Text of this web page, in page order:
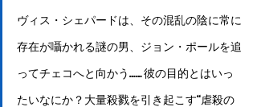
ヴィス・シェパードは、その混乱の陰に常に
存在が囁かれる謎の男、ジョン・ポールを追
ってチェコへと向かう…… 彼の目的とはいっ
たいなにか？大量殺戮を引き起こす“虐殺の